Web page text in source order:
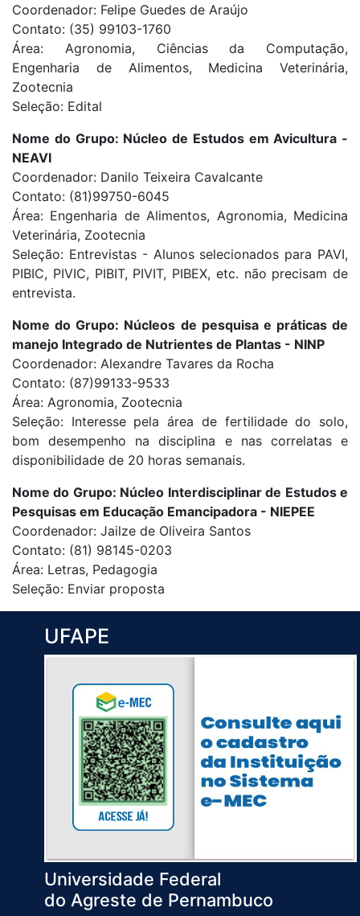
Coordenador: Felipe Guedes de Araújo
Contato: (35) 99103-1760
Área: Agronomia, Ciências da Computação,
Engenharia de Alimentos, Medicina Veterinária,
Zootecnia
Seleção: Edital
Nome do Grupo: Núcleo de Estudos em Avicultura -
NEAVI
Coordenador: Danilo Teixeira Cavalcante
Contato: (81)99750-6045
Área: Engenharia de Alimentos, Agronomia, Medicina
Veterinária, Zootecnia
Seleção: Entrevistas - Alunos selecionados para PAVI,
PIBIC, PIVIC, PIBIT, PIVIT, PIBEX, etc. não precisam de
entrevista.
Nome do Grupo: Núcleos de pesquisa e práticas de
manejo Integrado de Nutrientes de Plantas - NINP
Coordenador: Alexandre Tavares da Rocha
Contato: (87)99133-9533
Área: Agronomia, Zootecnia
Seleção: Interesse pela área de fertilidade do solo,
bom desempenho na disciplina e nas correlatas e
disponibilidade de 20 horas semanais.
Nome do Grupo: Núcleo Interdisciplinar de Estudos e
Pesquisas em Educação Emancipadora - NIEPEE
Coordenador: Jailze de Oliveira Santos
Contato: (81) 98145-0203
Área: Letras, Pedagogia
Seleção: Enviar proposta
UFAPE
Universidade Federal
do Agreste de Pernambuco